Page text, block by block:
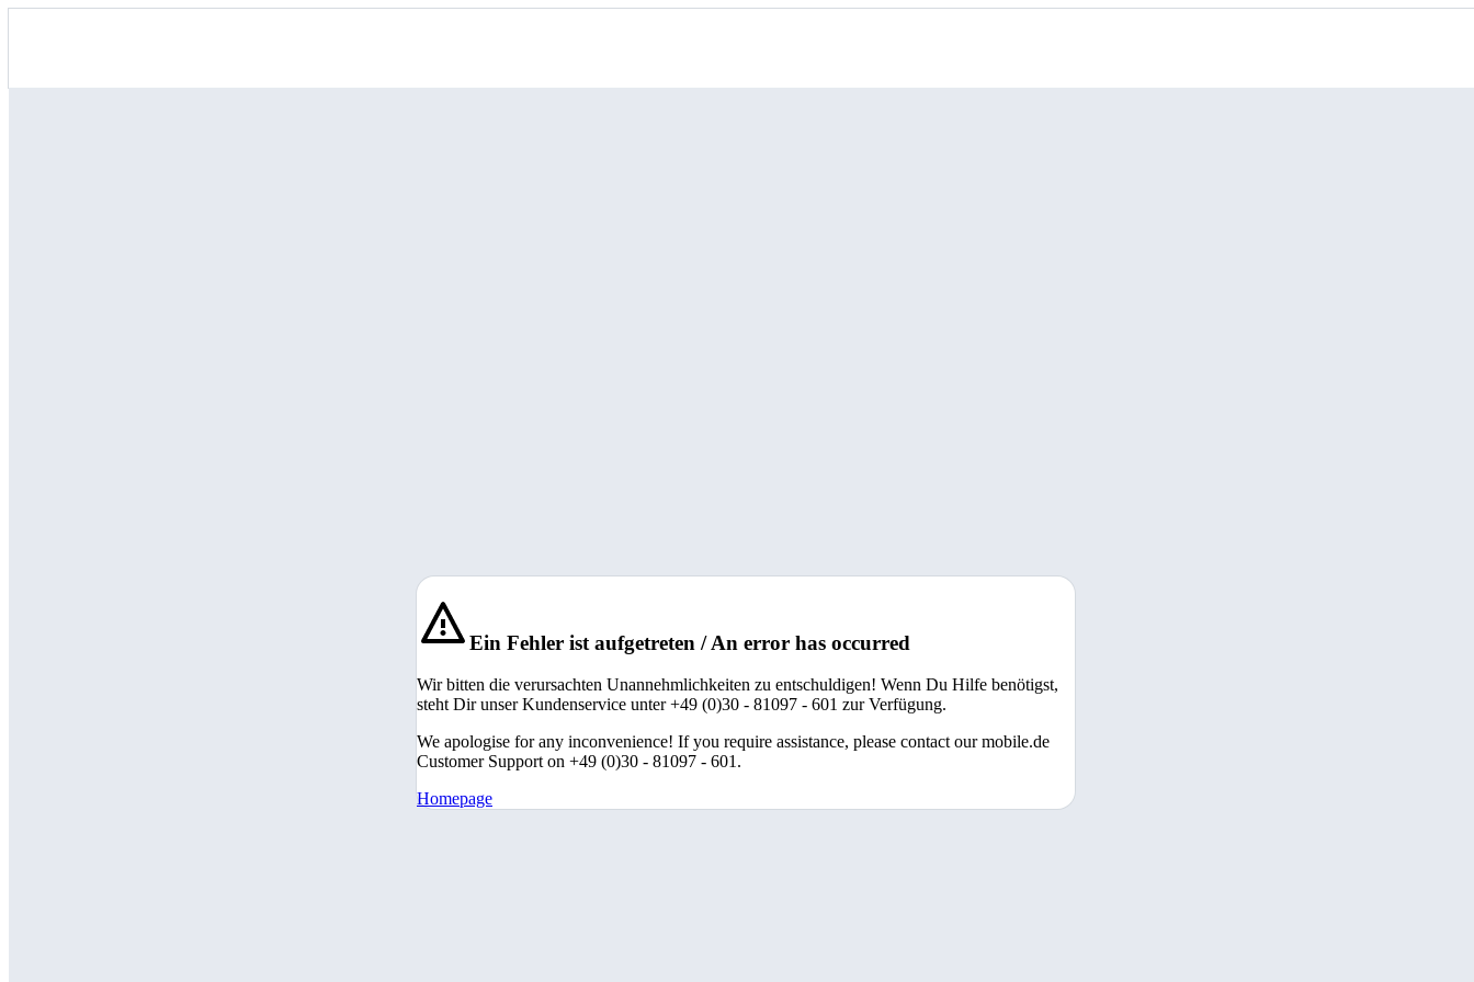
Ein Fehler ist aufgetreten / An error has occurred
Wir bitten die verursachten Unannehmlichkeiten zu entschuldigen! Wenn Du Hilfe benötigst,
steht Dir unser Kundenservice unter +49 (0)30 - 81097 - 601 zur Verfügung.
We apologise for any inconvenience! If you require assistance, please contact our mobile.de
Customer Support on +49 (0)30 - 81097 - 601.
Homepage